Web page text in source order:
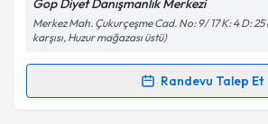
Gop Diyet Danışmanlık Merkezi
Merkez Mah. Çukurçeşme Cad. No: 9/ 17 K: 4 D:
karşısı, Huzur mağazası üstü)
Randevu Talep Et
Randevu Takvimi Talebi